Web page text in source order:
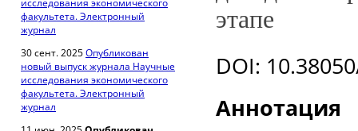
исследования экономического
факультета. Электронный
журнал
30 сент. 2025Опубликован
новый выпуск журнала Научные
исследования экономического
факультета. Электронный
журнал
этапе
DOI:
Аннотация